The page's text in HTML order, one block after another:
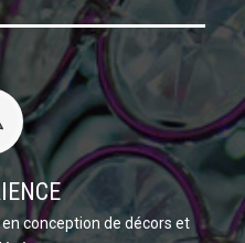
en conception de décors et